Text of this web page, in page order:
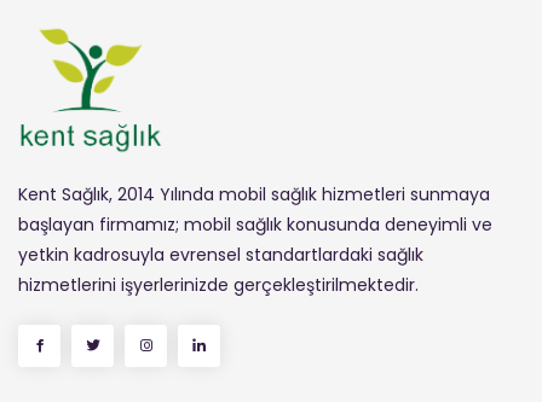
Kent Sağlık, 2014 Yılında mobil sağlık hizmetleri sunmaya
başlayan firmamız; mobil sağlık konusunda deneyimli ve
yetkin kadrosuyla evrensel standartlardaki sağlık
hizmetlerini işyerlerinizde gerçekleştirilmektedir.